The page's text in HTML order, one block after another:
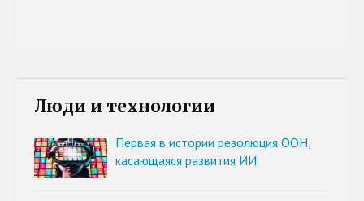
Люди и технологии
Первая в истории резолюция ООН,
касающаяся развития ИИ